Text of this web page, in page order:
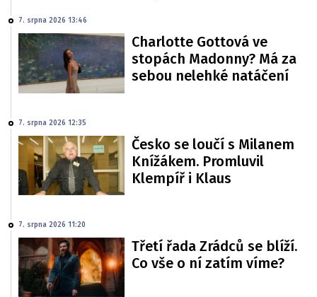
7. srpna 2026 13:46
Charlotte Gottová ve
stopách Madonny? Má za
sebou nelehké natáčení
7. srpna 2026 12:35
Česko se loučí s Milanem
Knížákem. Promluvil
Klempíř i Klaus
7. srpna 2026 11:20
Třetí řada Zrádců se blíží.
Co vše o ní zatím víme?